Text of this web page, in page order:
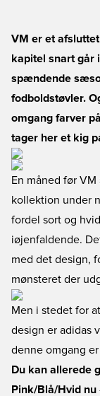
VM er et
kapitel snart går
spændende
fodboldstøvler.
omgang farver
tager her et kig
En måned før
kollektion under
fordel sort og
iøjenfaldende.
med det design,
mønsteret der
Men i stedet for
design er adidas
denne omgang
Du kan allerede
Pink/Blå/Hvid nu